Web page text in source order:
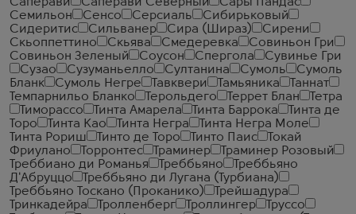
Семильон
Сенсо Серсиаль
Сибирьковый
Сидеритис
Сильванер Сира (Шираз)
Сирени
Скьоппеттино
Скьява Смедеревка
Совиньон Гри
Совиньон Зеленый
Соусон Спергола
Сувинье Гри
Сузао
Сузуманьелло Султанина Сумоль
Сумоль
Бланк
Сумоль Негре Тавквери Тамьяника
Таннат
Темпарнильо Бланко
Терольдего Террет Блан
Тетра
Тиморассо
Тинта Амарела Тинта Баррока
Тинта де
Торо
Тинта Као Тинта Негра
Тинта Негра Моле
Тинта Рориш
Тинто де Торо Тинто Паис
Токай
Фриулано
Торронтес Траминер
Траминер Розовый
Треббиано ди Романья
Треббьяно
Треббьяно
Д'Абруццо
Треббьяно ди Лугана (Турбиана)
Треббьяно Тоскано (Проканико)
Трейшадура
Тринкадейра
Тролленберг Троллингер
Труссо